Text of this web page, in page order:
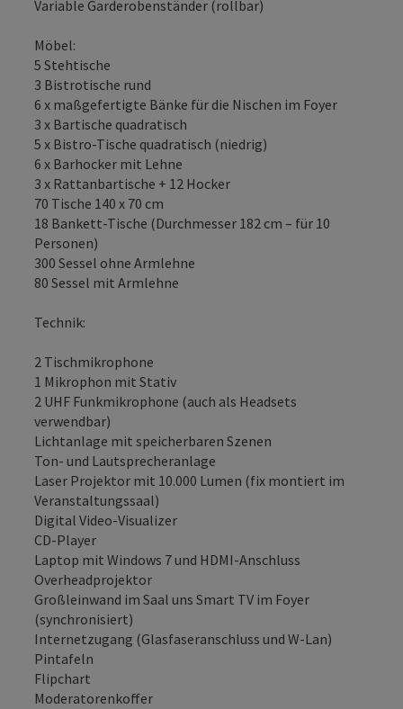
Variable Garderobenständer (rollbar)
Möbel:
5 Stehtische
3 Bistrotische rund
6 x maßgefertigte Bänke für die Nischen im Foyer
3 x Bartische quadratisch
5 x Bistro-Tische quadratisch (niedrig)
6 x Barhocker mit Lehne
3 x Rattanbartische + 12 Hocker
70 Tische 140 x 70 cm
18 Bankett-Tische (Durchmesser 182 cm – für 10
Personen)
300 Sessel ohne Armlehne
80 Sessel mit Armlehne
Technik:
2 Tischmikrophone
1 Mikrophon mit Stativ
2 UHF Funkmikrophone (auch als Headsets
verwendbar)
Lichtanlage mit speicherbaren Szenen
Ton- und Lautsprecheranlage
Laser Projektor mit 10.000 Lumen (fix montiert im
Veranstaltungssaal)
Digital Video-Visualizer
CD-Player
Laptop mit Windows 7 und HDMI-Anschluss
Overheadprojektor
Großleinwand im Saal uns Smart TV im Foyer
(synchronisiert)
Internetzugang (Glasfaseranschluss und W-Lan)
Pintafeln
Flipchart
Moderatorenkoffer